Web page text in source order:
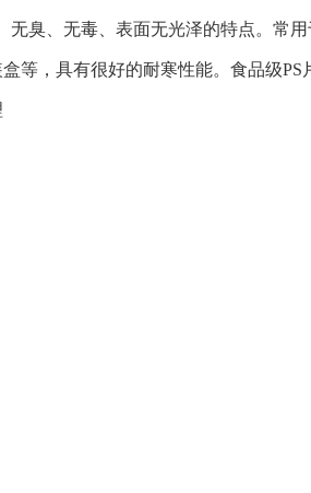
臭、无毒、表面无光泽的特点。常
等，具有很好的耐寒性能。食品级PS